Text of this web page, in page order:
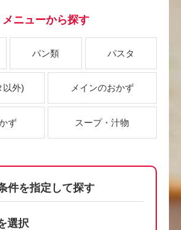
メニューから探す
パン類 パスタ
以外) メインのおかず
ず スープ・汁物
件を指定して探す
選択